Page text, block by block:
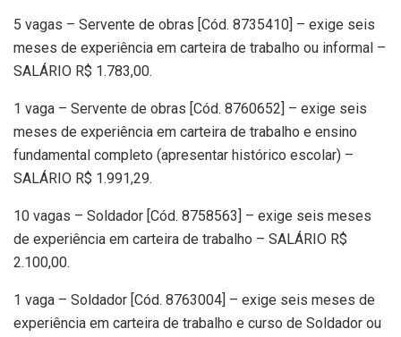
5 vagas – Servente de obras [Cód. 8735410] – exige seis
meses de experiência em carteira de trabalho ou informal –
SALÁRIO R$ 1.783,00.
1 vaga – Servente de obras [Cód. 8760652] – exige seis
meses de experiência em carteira de trabalho e ensino
fundamental completo (apresentar histórico escolar) –
SALÁRIO R$ 1.991,29.
10 vagas – Soldador [Cód. 8758563] – exige seis meses
de experiência em carteira de trabalho – SALÁRIO R$
2.100,00.
1 vaga – Soldador [Cód. 8763004] – exige seis meses de
experiência em carteira de trabalho e curso de Soldador ou